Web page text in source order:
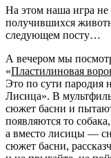
На этом наша игра не
получившихся
следующем посту…
А вечером мы
«Пластилиновая
Это по сути пародия
Лисица». В
сюжет басни и
появляются то
а вместо лисицы —
сюжет басни,